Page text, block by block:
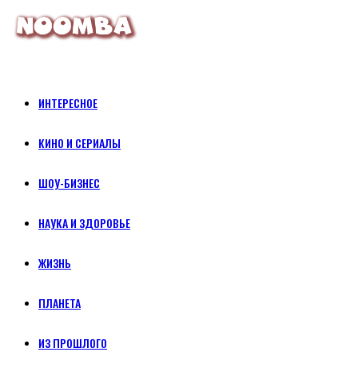
ИНТЕРЕСНОЕ
КИНО И СЕРИАЛЫ
ШОУ-БИЗНЕС
НАУКА И ЗДОРОВЬЕ
ЖИЗНЬ
ПЛАНЕТА
ИЗ ПРОШЛОГО